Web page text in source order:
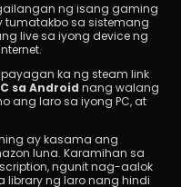
ng isang gaming
tumatakbo sa sistemang
live sa iyong device ng
ka ng steam link
sa Android nang walang
ang laro sa iyong PC, at
ay kasama ang
luna. Karamihan sa
ngunit nag-aalok
library ng laro nang hindi